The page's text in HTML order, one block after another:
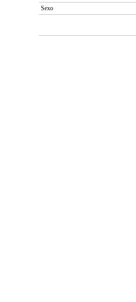
Sexo